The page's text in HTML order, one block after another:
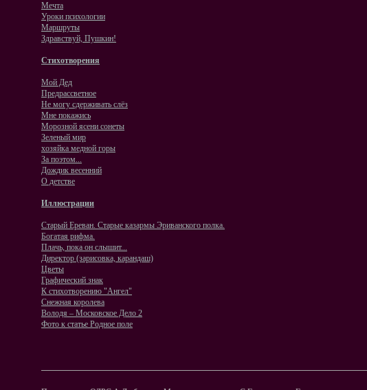
Мечта
Уроки психологии
Маршруты
Здравствуй, Пушкин!
Стихотворения
Мой Дед
Предрассветное
Не могу сдерживать слёз
Мне покажись
Морозной ясени сонеты
Зеленый мир
хозяйка медной горы
За поэтом...
Дождик весенний
О детстве
Иллюстрации
Старый Ереван. Старые казармы Эриванского полка.
Богатая рифма.
Плачь, пока он слышит...
Директор (зарисовка, карандаш)
Цветы
Графический знак
К стихотворению "Ангел"
Снежная королева
Володя – Московское Дело 2
Фото к статье Родное поле